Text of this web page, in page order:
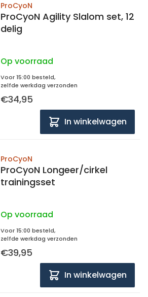
ProCyoN
ProCyoN Agility Slalom set, 12
delig
Op voorraad
Voor 15:00 besteld,
zelfde werkdag verzonden
€34,95
In winkelwagen
ProCyoN
ProCyoN Longeer/cirkel
trainingsset
Op voorraad
Voor 15:00 besteld,
zelfde werkdag verzonden
€39,95
In winkelwagen